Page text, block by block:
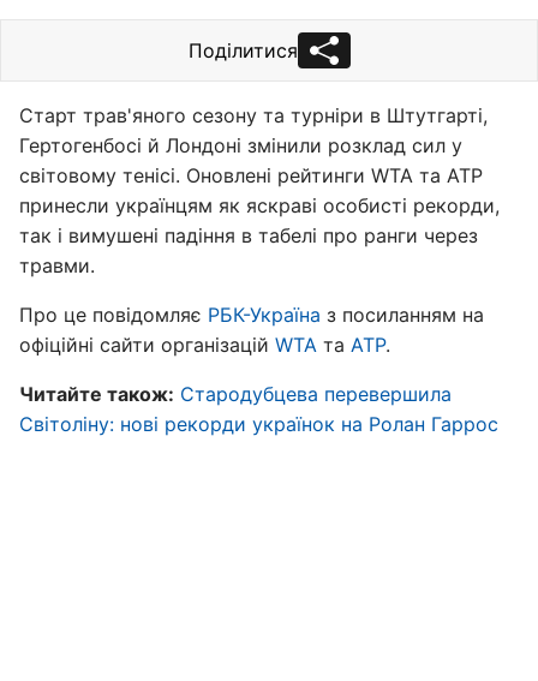
Поділитися
Старт трав'яного сезону та турніри в Штутгарті,
Гертогенбосі й Лондоні змінили розклад сил у
світовому тенісі. Оновлені рейтинги WTA та ATP
принесли українцям як яскраві особисті рекорди,
так і вимушені падіння в табелі про ранги через
травми.
Про це повідомляє РБК-Україна з посиланням на
офіційні сайти організацій WTA та ATP.
Читайте також: Стародубцева перевершила
Світоліну: нові рекорди українок на Ролан Гаррос